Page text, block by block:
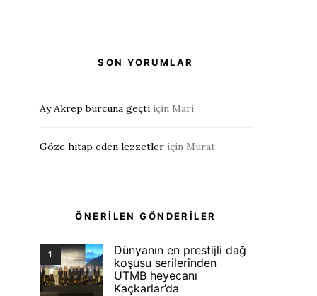
SON YORUMLAR
Ay Akrep burcuna geçti için Mari
Göze hitap eden lezzetler için Murat
ÖNERİLEN GÖNDERİLER
1
Dünyanın en prestijli dağ
koşusu serilerinden
UTMB heyecanı
Kaçkarlar’da